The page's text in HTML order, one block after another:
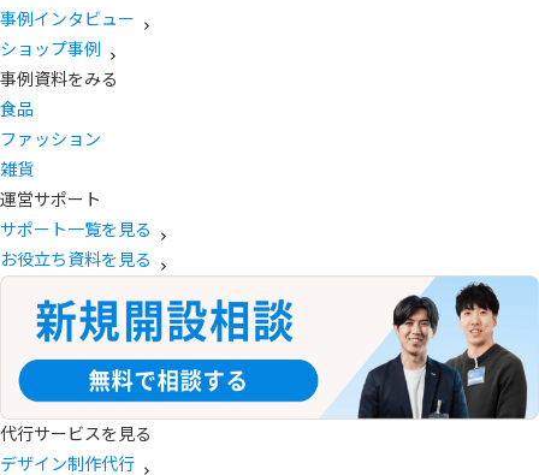
事例インタビュー
ショップ事例
事例資料をみる
食品
ファッション
雑貨
運営サポート
サポート一覧を見る
お役立ち資料を見る
代行サービスを見る
デザイン制作代行